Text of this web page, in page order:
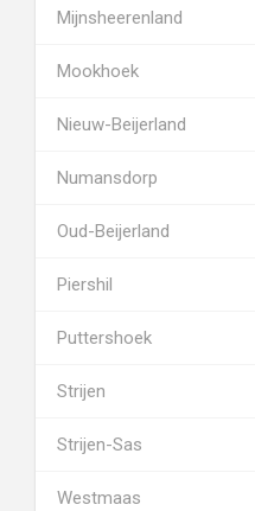
Mijnsheerenland
Mookhoek
Nieuw-Beijerland
Numansdorp
Oud-Beijerland
Piershil
Puttershoek
Strijen
Strijen-Sas
Westmaas